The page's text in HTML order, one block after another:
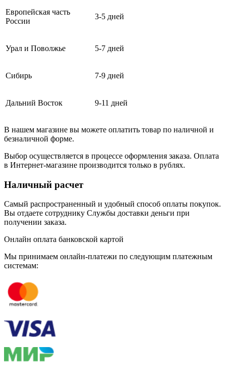
Европейская часть
России
3-5 дней
Урал и Поволжье 5-7 дней
Сибирь 7-9 дней
Дальний Восток 9-11 дней
В нашем магазине вы можете оплатить товар по наличной и
безналичной форме.
Выбор осуществляется в процессе оформления заказа. Оплата
в Интернет-магазине производится только в рублях.
Наличный расчет
Самый распространенный и удобный способ оплаты покупок.
Вы отдаете сотруднику Службы доставки деньги при
получении заказа.
Онлайн оплата банковской картой
Мы принимаем онлайн-платежи по cледующим платежным
системам: